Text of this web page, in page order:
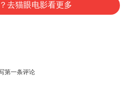
去猫眼电影看更多
第一条评论